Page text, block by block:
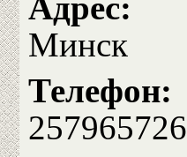
Минск
Телефон:
257965726